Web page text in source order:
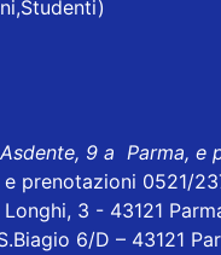
9 a Parma,
prenotazioni 0521/
3 - 43121
6/D – 43121